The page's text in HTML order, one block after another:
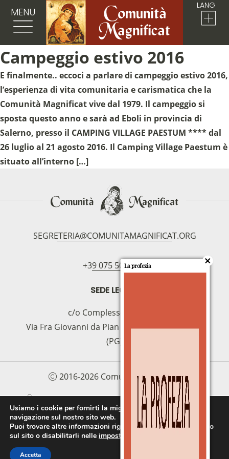
MENU
LANG
Campeggio estivo 2016
E finalmente.. eccoci a parlare di campeggio estivo 2016,
l’esperienza di vita comunitaria e carismatica che la
Comunità Magnificat vive dal 1979. Il campeggio si
sposta questo anno e sarà ad Eboli in provincia di
Salerno, presso il CAMPING VILLAGE PAESTUM **** dal
26 luglio al 21 agosto 2016. Il Camping Village Paestum è
situato all’interno […]
SEGRETERIA@COMUNITAMAGNIFICAT.ORG
+39 075 5094797
SEDE LEGALE
c/o Complesso S.Manno
Via Fra Giovanni da Pian di Carpine, 63 - 06127
(PG)
2016-2026 Comunità Magnificat
COOKIE POLICY
PRIVACY POLICY
PROTOCOLLO PER LA TUTELA DEI MINORI E
DELLE PERSONE VULNERABILI
Sostieni la Comunità Magnificat
bancario
La profezia
Usiamo i cookie per fornirti la miglior esperienza d'uso e
navigazione sul nostro sito web.
Puoi trovare altre informazioni riguardo a quali cookie usiamo
sul sito o disabilitarli nelle impostazioni
Accetta